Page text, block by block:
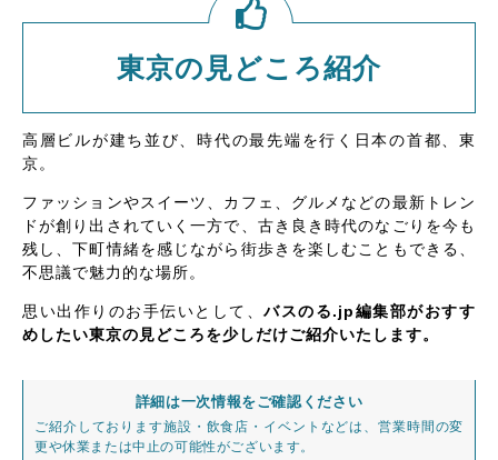
東京の見どころ紹介
高層ビルが建ち並び、時代の最先端を行く日本の首都、東
京。
ファッションやスイーツ、カフェ、グルメなどの最新トレン
ドが創り出されていく一方で、古き良き時代のなごりを今も
残し、下町情緒を感じながら街歩きを楽しむこともできる、
不思議で魅力的な場所。
思い出作りのお手伝いとして、バスのる.jp編集部がおすす
めしたい東京の見どころを少しだけご紹介いたします。
詳細は一次情報をご確認ください
ご紹介しております施設・飲食店・イベントなどは、営業時間の変
更や休業または中止の可能性がございます。